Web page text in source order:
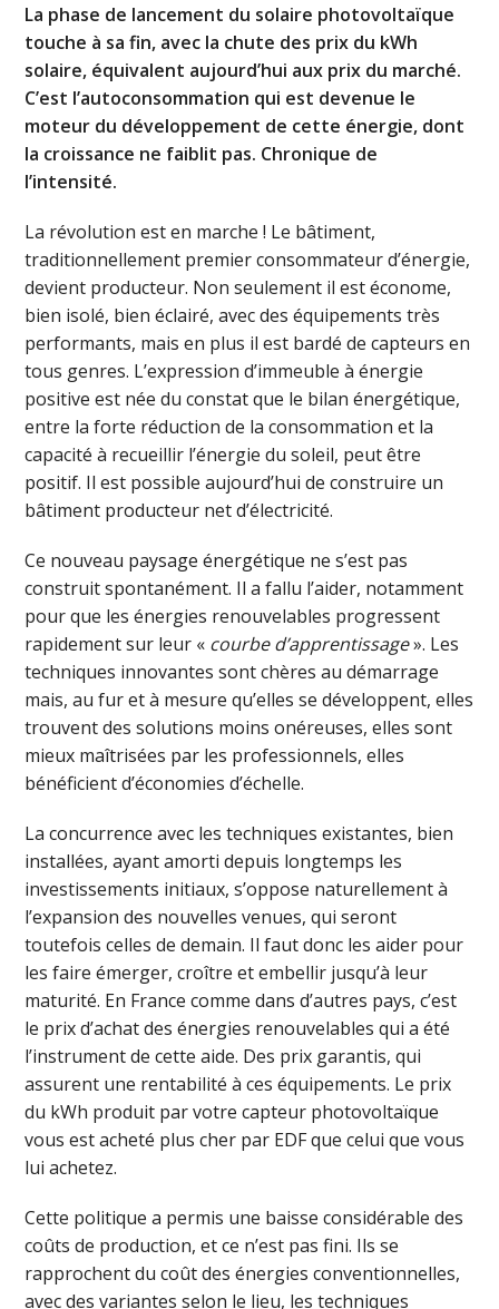
La phase de lancement du solaire photovoltaïque
touche à sa fin, avec la chute des prix du kWh
solaire, équivalent aujourd’hui aux prix du marché.
C’est l’autoconsommation qui est devenue le
moteur du développement de cette énergie, dont
la croissance ne faiblit pas. Chronique de
l’intensité.
La révolution est en marche ! Le bâtiment,
traditionnellement premier consommateur d’énergie,
devient producteur. Non seulement il est économe,
bien isolé, bien éclairé, avec des équipements très
performants, mais en plus il est bardé de capteurs en
tous genres. L’expression d’immeuble à énergie
positive est née du constat que le bilan énergétique,
entre la forte réduction de la consommation et la
capacité à recueillir l’énergie du soleil, peut être
positif. Il est possible aujourd’hui de construire un
bâtiment producteur net d’électricité.
Ce nouveau paysage énergétique ne s’est pas
construit spontanément. Il a fallu l’aider, notamment
pour que les énergies renouvelables progressent
rapidement sur leur « courbe d’apprentissage». Les
techniques innovantes sont chères au démarrage
mais, au fur et à mesure qu’elles se développent, elles
trouvent des solutions moins onéreuses, elles sont
mieux maîtrisées par les professionnels, elles
bénéficient d’économies d’échelle.
La concurrence avec les techniques existantes, bien
installées, ayant amorti depuis longtemps les
investissements initiaux, s’oppose naturellement à
l’expansion des nouvelles venues, qui seront
toutefois celles de demain. Il faut donc les aider pour
les faire émerger, croître et embellir jusqu’à leur
maturité. En France comme dans d’autres pays, c’est
le prix d’achat des énergies renouvelables qui a été
l’instrument de cette aide. Des prix garantis, qui
assurent une rentabilité à ces équipements. Le prix
du kWh produit par votre capteur photovoltaïque
vous est acheté plus cher par EDF que celui que vous
lui achetez.
Cette politique a permis une baisse considérable des
coûts de production, et ce n’est pas fini. Ils se
rapprochent du coût des énergies conventionnelles,
avec des variantes selon le lieu, les techniques